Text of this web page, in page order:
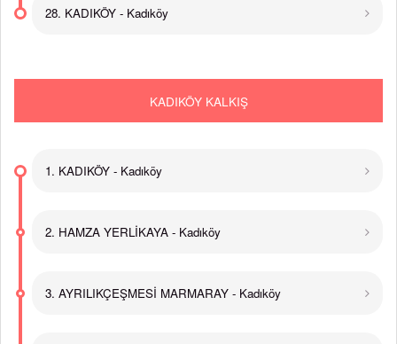
28. KADIKÖY - Kadıköy
KADIKÖY KALKIŞ
1. KADIKÖY - Kadıköy
2. HAMZA YERLİKAYA - Kadıköy
3. AYRILIKÇEŞMESİ MARMARAY - Kadıköy